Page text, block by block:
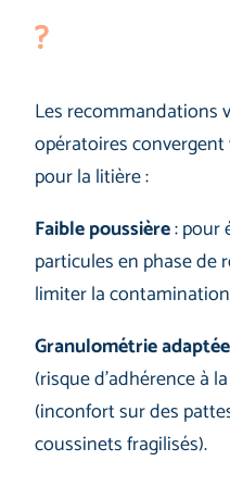
?
Les recommandations
opératoires
pour la litière :
Faible poussière: pour
particules en phase de
limiter la
Granulométrie adaptée
(risque d’adhérence à
(inconfort sur des
coussinets fragilisés).